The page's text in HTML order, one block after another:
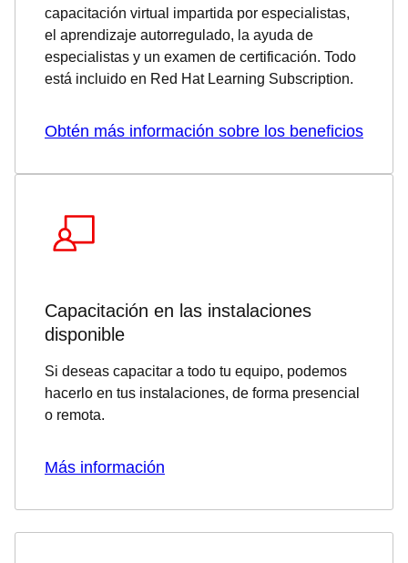
capacitación virtual impartida por especialistas,
el aprendizaje autorregulado, la ayuda de
especialistas y un examen de certificación. Todo
está incluido en Red Hat Learning Subscription.
Obtén más información sobre los beneficios
Capacitación en las instalaciones
disponible
Si deseas capacitar a todo tu equipo, podemos
hacerlo en tus instalaciones, de forma presencial
o remota.
Más información